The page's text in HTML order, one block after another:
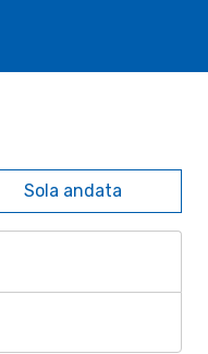
Sola andata